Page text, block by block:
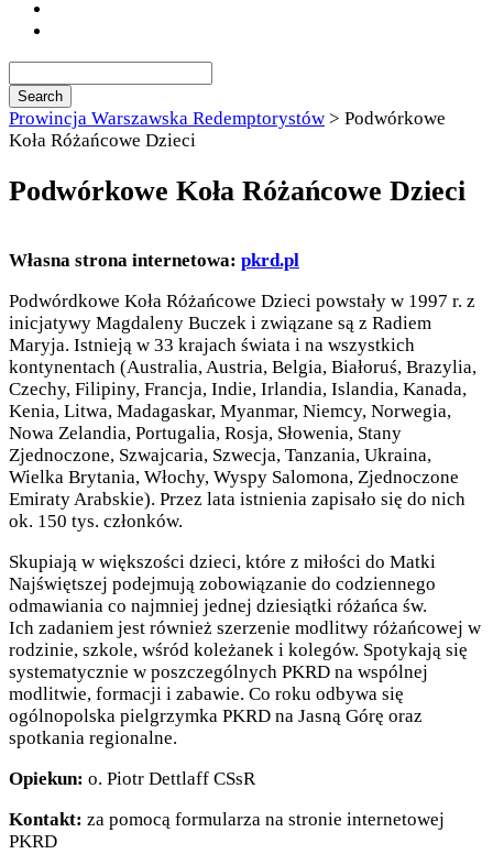
Prowincja Warszawska Redemptorystów > Podwórkowe
Koła Różańcowe Dzieci
Podwórkowe Koła Różańcowe Dzieci
Własna strona internetowa: pkrd.pl
Podwórdkowe Koła Różańcowe Dzieci powstały w 1997 r. z
inicjatywy Magdaleny Buczek i związane są z Radiem
Maryja. Istnieją w 33 krajach świata i na wszystkich
kontynentach (Australia, Austria, Belgia, Białoruś, Brazylia,
Czechy, Filipiny, Francja, Indie, Irlandia, Islandia, Kanada,
Kenia, Litwa, Madagaskar, Myanmar, Niemcy, Norwegia,
Nowa Zelandia, Portugalia, Rosja, Słowenia, Stany
Zjednoczone, Szwajcaria, Szwecja, Tanzania, Ukraina,
Wielka Brytania, Włochy, Wyspy Salomona, Zjednoczone
Emiraty Arabskie). Przez lata istnienia zapisało się do nich
ok. 150 tys. członków.
Skupiają w większości dzieci, które z miłości do Matki
Najświętszej podejmują zobowiązanie do codziennego
odmawiania co najmniej jednej dziesiątki różańca św.
Ich zadaniem jest również szerzenie modlitwy różańcowej w
rodzinie, szkole, wśród koleżanek i kolegów. Spotykają się
systematycznie w poszczególnych PKRD na wspólnej
modlitwie, formacji i zabawie. Co roku odbywa się
ogólnopolska pielgrzymka PKRD na Jasną Górę oraz
spotkania regionalne.
Opiekun: o. Piotr Dettlaff CSsR
Kontakt: za pomocą formularza na stronie internetowej
PKRD